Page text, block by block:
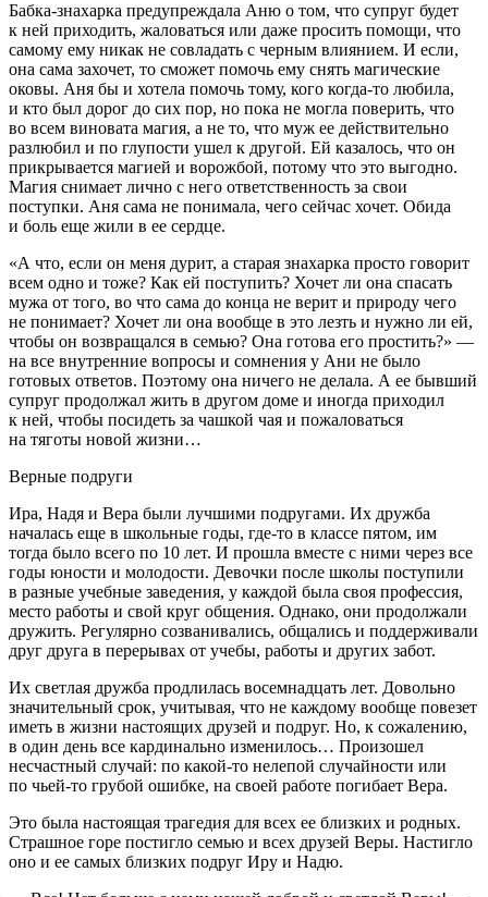
Бабка-знахарка предупреждала Аню о том, что супруг будет
к ней приходить, жаловаться или даже просить помощи, что
самому ему никак не совладать с черным влиянием. И если,
она сама захочет, то сможет помочь ему снять магические
оковы. Аня бы и хотела помочь тому, кого когда-то любила,
и кто был дорог до сих пор, но пока не могла поверить, что
во всем виновата магия, а не то, что муж ее действительно
разлюбил и по глупости ушел к другой. Ей казалось, что он
прикрывается магией и ворожбой, потому что это выгодно.
Магия снимает лично с него ответственность за свои
поступки. Аня сама не понимала, чего сейчас хочет. Обида
и боль еще жили в ее сердце.
«А что, если он меня дурит, а старая знахарка просто говорит
всем одно и тоже? Как ей поступить? Хочет ли она спасать
мужа от того, во что сама до конца не верит и природу чего
не понимает? Хочет ли она вообще в это лезть и нужно ли ей,
чтобы он возвращался в семью? Она готова его простить?» —
на все внутренние вопросы и сомнения у Ани не было
готовых ответов. Поэтому она ничего не делала. А ее бывший
супруг продолжал жить в другом доме и иногда приходил
к ней, чтобы посидеть за чашкой чая и пожаловаться
на тяготы новой жизни…
Верные подруги
Ира, Надя и Вера были лучшими подругами. Их дружба
началась еще в школьные годы, где-то в классе пятом, им
тогда было всего по 10 лет. И прошла вместе с ними через все
годы юности и молодости. Девочки после школы поступили
в разные учебные заведения, у каждой была своя профессия,
место работы и свой круг общения. Однако, они продолжали
дружить. Регулярно созванивались, общались и поддерживали
друг друга в перерывах от учебы, работы и других забот.
Их светлая дружба продлилась восемнадцать лет. Довольно
значительный срок, учитывая, что не каждому вообще повезет
иметь в жизни настоящих друзей и подруг. Но, к сожалению,
в один день все кардинально изменилось… Произошел
несчастный случай: по какой-то нелепой случайности или
по чьей-то грубой ошибке, на своей работе погибает Вера.
Это была настоящая трагедия для всех ее близких и родных.
Страшное горе постигло семью и всех друзей Веры. Настигло
оно и ее самых близких подруг Иру и Надю.